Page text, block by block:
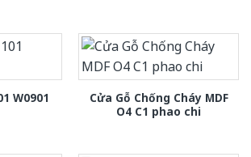
W0901
Cửa Gỗ Chống Cháy MDF
O4 C1 phao chi